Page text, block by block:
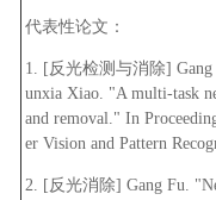
代表性论文：
1. [反光检测与消除]
unxia Xiao. "A multi-task
and removal." In
er Vision and Pattern
2. [反光消除] Gang Fu.